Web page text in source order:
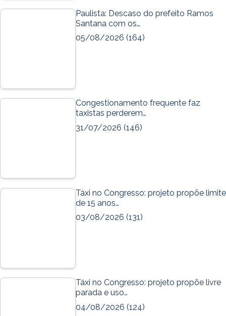
Paulista: Descaso do prefeito Ramos
Santana com os…
05/08/2026 (164)
Congestionamento frequente faz
taxistas perderem…
31/07/2026 (146)
Táxi no Congresso: projeto propõe limite
de 15 anos…
03/08/2026 (131)
Táxi no Congresso: projeto propõe livre
parada e uso…
04/08/2026 (124)